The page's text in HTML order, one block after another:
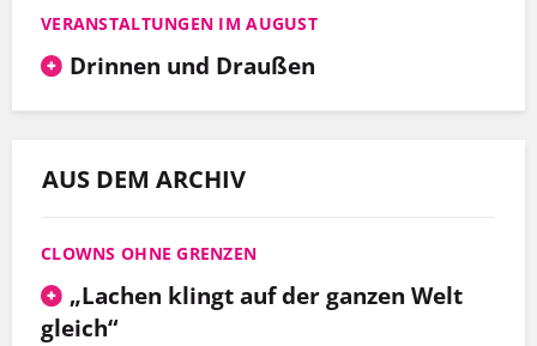
VERANSTALTUNGEN IM AUGUST
Drinnen und Draußen
AUS DEM ARCHIV
CLOWNS OHNE GRENZEN
„Lachen klingt auf der ganzen Welt
gleich“